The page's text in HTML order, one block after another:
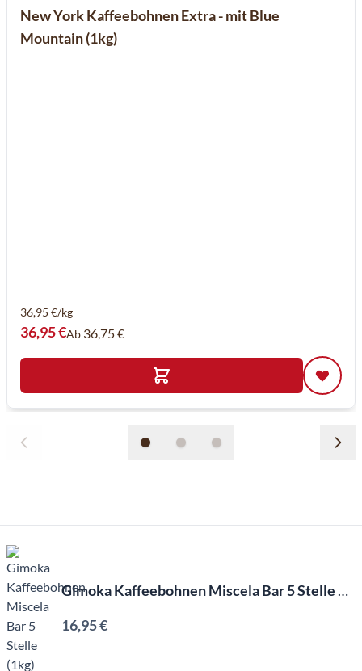
New York Kaffeebohnen Extra - mit Blue
Mountain (1kg)
36,95 €/kg
36,95 €Ab 36,75 €
Gimoka Kaffeebohnen Miscela Bar 5 Stelle (1kg)
16,95 €